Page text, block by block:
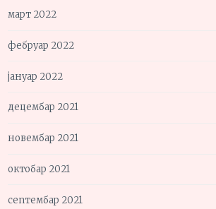
март 2022
фебруар 2022
јануар 2022
децембар 2021
новембар 2021
октобар 2021
септембар 2021